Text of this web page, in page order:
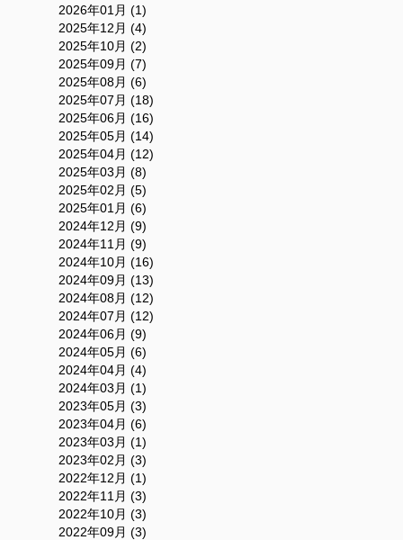
2026年01月 (1)
2025年12月 (4)
2025年10月 (2)
2025年09月 (7)
2025年08月 (6)
2025年07月 (18)
2025年06月 (16)
2025年05月 (14)
2025年04月 (12)
2025年03月 (8)
2025年02月 (5)
2025年01月 (6)
2024年12月 (9)
2024年11月 (9)
2024年10月 (16)
2024年09月 (13)
2024年08月 (12)
2024年07月 (12)
2024年06月 (9)
2024年05月 (6)
2024年04月 (4)
2024年03月 (1)
2023年05月 (3)
2023年04月 (6)
2023年03月 (1)
2023年02月 (3)
2022年12月 (1)
2022年11月 (3)
2022年10月 (3)
2022年09月 (3)